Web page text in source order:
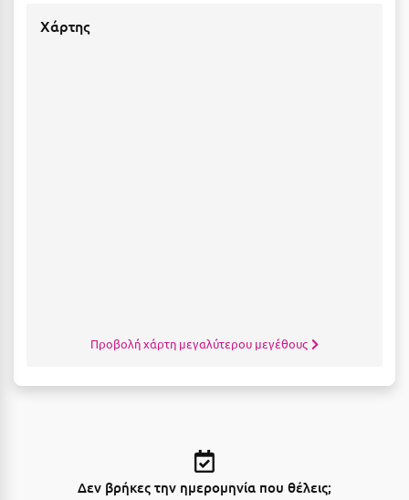
Λεπτοκαρυά
Μ
Μαρώνεια
Χάρτης
Προβολή χάρτη μεγαλύτερου μεγέθους
Δεν βρήκες την ημερομηνία που θέλεις;